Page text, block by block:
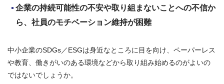
企業の持続可能性の不安や取り組まないことへの不信か
ら、社員のモチベーション維持が困難
中小企業のSDGs／ESGは身近なところに目を向け、ペーパーレス
や教育、働きがいのある環境などから取り組み始めるのがよいの
ではないでしょうか。